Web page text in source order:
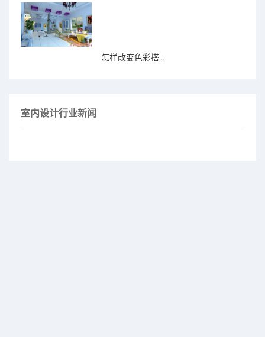
怎样改变色彩搭...
室内设计行业新闻